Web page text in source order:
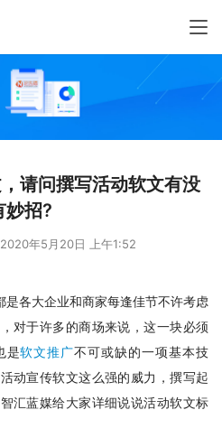
请问撰写活动软文有没
妙招?
2020年5月20日 上午1:52
是各大企业和商家每逢佳节不许考虑
对于许多的商场来说，这一块必须
是软文推广不可或缺的一项基本技
动宣传软文这么强的威力，撰写起
汇蓝媒给大家详细说说活动软文标